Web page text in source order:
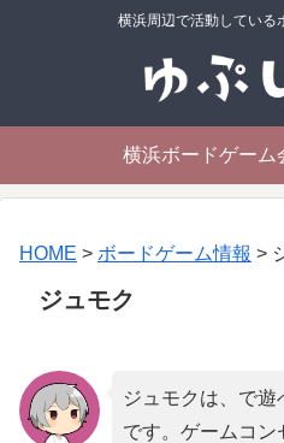
横浜周辺で活動している
横浜ボードゲーム
HOME > ボードゲーム情報 >
ジュモク
ジュモクは、で遊
です。ゲームコン